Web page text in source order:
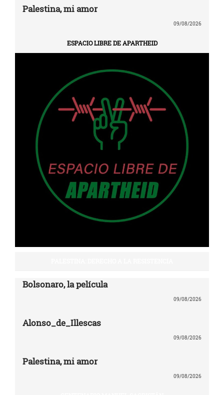
Palestina, mi amor
09/08/2026
ESPACIO LIBRE DE APARTHEID
Bolsonaro, la película
09/08/2026
Alonso_de_Illescas
09/08/2026
Palestina, mi amor
09/08/2026